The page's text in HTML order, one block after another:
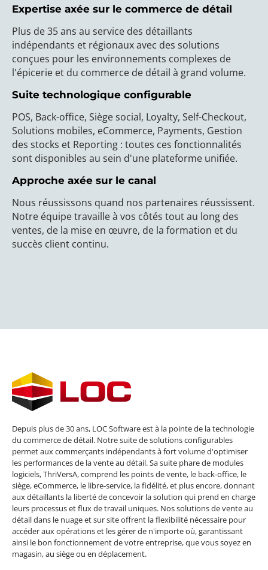
Expertise axée sur le commerce de détail
Plus de 35 ans au service des détaillants
indépendants et régionaux avec des solutions
conçues pour les environnements complexes de
l'épicerie et du commerce de détail à grand volume.
Suite technologique configurable
POS, Back-office, Siège social, Loyalty, Self-Checkout,
Solutions mobiles, eCommerce, Payments, Gestion
des stocks et Reporting : toutes ces fonctionnalités
sont disponibles au sein d'une plateforme unifiée.
Approche axée sur le canal
Nous réussissons quand nos partenaires réussissent.
Notre équipe travaille à vos côtés tout au long des
ventes, de la mise en œuvre, de la formation et du
succès client continu.
Depuis plus de 30 ans, LOC Software est à la pointe de la technologie
du commerce de détail. Notre suite de solutions configurables
permet aux commerçants indépendants à fort volume d'optimiser
les performances de la vente au détail. Sa suite phare de modules
logiciels, ThriVersA, comprend les points de vente, le back-office, le
siège, eCommerce, le libre-service, la fidélité, et plus encore, donnant
aux détaillants la liberté de concevoir la solution qui prend en charge
leurs processus et flux de travail uniques. Nos solutions de vente au
détail dans le nuage et sur site offrent la flexibilité nécessaire pour
accéder aux opérations et les gérer de n'importe où, garantissant
ainsi le bon fonctionnement de votre entreprise, que vous soyez en
magasin, au siège ou en déplacement.